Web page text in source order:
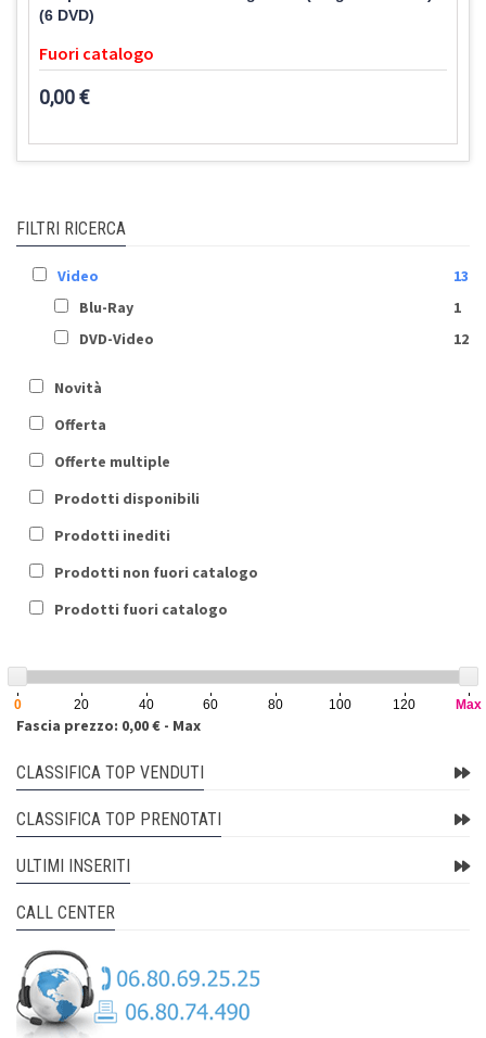
(6 DVD)
Fuori catalogo
0,00 €
FILTRI RICERCA
Video
13
Blu-Ray
1
DVD-Video
12
Novità
Offerta
Offerte multiple
Prodotti disponibili
Prodotti inediti
Prodotti non fuori catalogo
Prodotti fuori catalogo
0 20 40 60 80 100 120 Max
Fascia prezzo: 0,00 € - Max
CLASSIFICA TOP VENDUTI
CLASSIFICA TOP PRENOTATI
ULTIMI INSERITI
CALL CENTER